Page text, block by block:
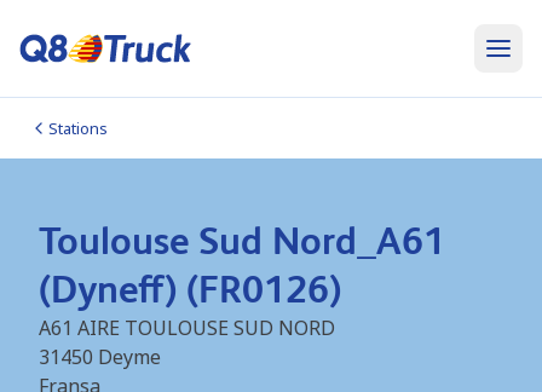
Stations
Toulouse Sud Nord_A61
(Dyneff) (FR0126)
A61 AIRE TOULOUSE SUD NORD
31450 Deyme
Fransa